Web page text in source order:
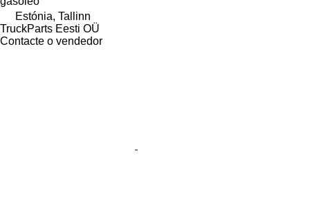
Estónia, Tallinn
TruckParts Eesti OÜ
Contacte o vendedor